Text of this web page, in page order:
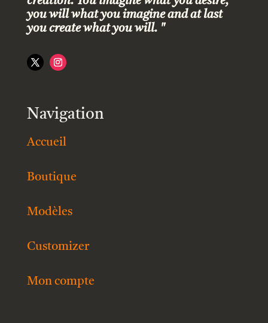
you will what you imagine and at last
you create what you will. "
Navigation
Accueil
Boutique
Modèles
Customizer
Mon compte